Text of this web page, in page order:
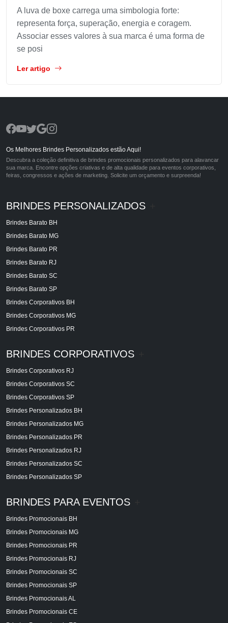
A luva de boxe carrega uma simbologia forte:
representa força, superação, energia e coragem.
Associar esses valores à sua marca é uma forma de
se posi
Ler artigo
Os Melhores Brindes Personalizados estão Aqui!
Descubra a coleção definitiva de brindes promocionais personalizados para alavancar
sua marca. Encontre opções criativas e de alta qualidade para eventos corporativos,
feiras, congressos e ações de marketing. Solicite um orçamento e surpreenda!
BRINDES PERSONALIZADOS
Brindes Barato BH
Brindes Barato MG
Brindes Barato PR
Brindes Barato RJ
Brindes Barato SC
Brindes Barato SP
Brindes Corporativos BH
Brindes Corporativos MG
Brindes Corporativos PR
BRINDES CORPORATIVOS
Brindes Corporativos RJ
Brindes Corporativos SC
Brindes Corporativos SP
Brindes Personalizados BH
Brindes Personalizados MG
Brindes Personalizados PR
Brindes Personalizados RJ
Brindes Personalizados SC
Brindes Personalizados SP
BRINDES PARA EVENTOS
Brindes Promocionais BH
Brindes Promocionais MG
Brindes Promocionais PR
Brindes Promocionais RJ
Brindes Promocionais SC
Brindes Promocionais SP
Brindes Promocionais AL
Brindes Promocionais CE